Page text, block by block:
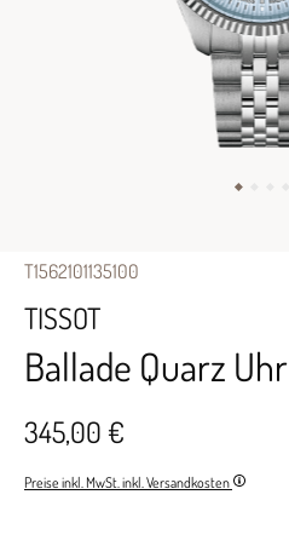
T1562101135100
TISSOT
Ballade Quarz Uhr
345,00 €
Preise inkl. MwSt. inkl. Versandkosten